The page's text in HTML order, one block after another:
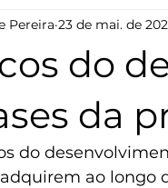
Parcerias
do
da
Pereira 23 de mai. de
do
ao longo